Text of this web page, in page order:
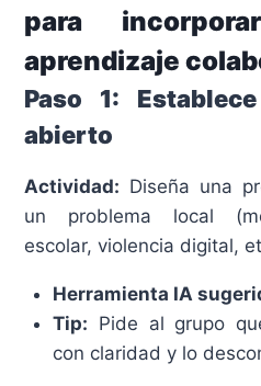
para
aprendizaje
Paso 1:
abierto
Actividad: Diseña una
un problema local
escolar, violencia digital,
Herramienta IA
Tip: Pide al grupo
con claridad y lo